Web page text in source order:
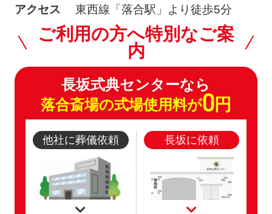
アクセス
東西線「落合駅」より徒歩5分
ご利用の方へ特別なご案
内
長坂式典センターなら
落合斎場の式場使用料が0円
他社に葬儀依頼 長坂に依頼